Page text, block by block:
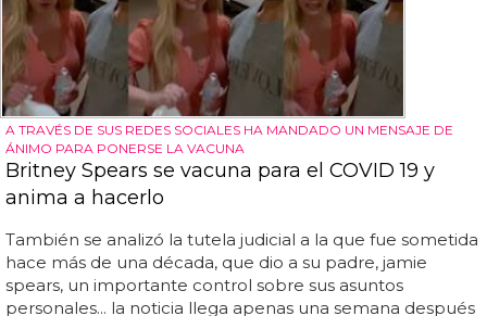
A TRAVÉS DE SUS REDES SOCIALES HA MANDADO UN MENSAJE DE
ÁNIMO PARA PONERSE LA VACUNA
Britney Spears se vacuna para el COVID 19 y
anima a hacerlo
También se analizó la tutela judicial a la que fue sometida
hace más de una década, que dio a su padre, jamie
spears, un importante control sobre sus asuntos
personales... la noticia llega apenas una semana después